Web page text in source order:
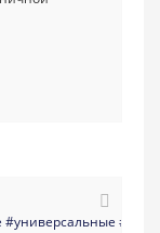
#темная_визитка
#логотип #робот
#универсальные